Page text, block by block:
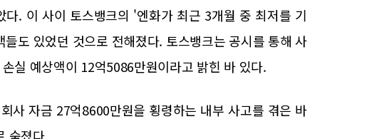
. 이 사이 토스뱅크의 '엔화가 최근 3개월 중 최저를 기
도 있었던 것으로 전해졌다. 토스뱅크는 공시를 통해 사
실 예상액이 12억5086만원이라고 밝힌 바 있다.
사 자금 27억8600만원을 횡령하는 내부 사고를 겪은 바